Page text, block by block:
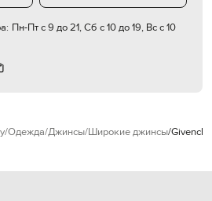
Пн-Пт с 9 до 21, Сб с 10 до 19, Вс с 10
Одежда Джинсы Широкие джинсы